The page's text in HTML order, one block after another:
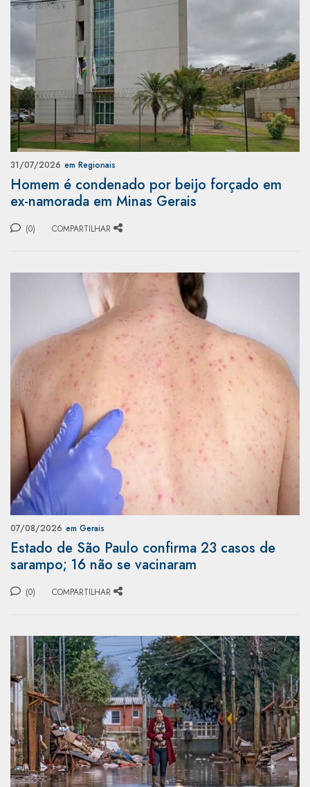
31/07/2026 em Regionais
Homem é condenado por beijo forçado em
ex-namorada em Minas Gerais
(0) COMPARTILHAR
07/08/2026 em Gerais
Estado de São Paulo confirma 23 casos de
sarampo; 16 não se vacinaram
(0) COMPARTILHAR